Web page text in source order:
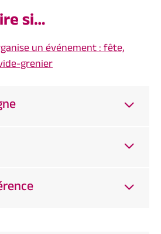
si…
un événement : fête,
grenier